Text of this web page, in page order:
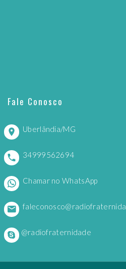
Fale Conosco
Uberlândia/MG
34999562694
Chamar no WhatsApp
@radiofraternidade